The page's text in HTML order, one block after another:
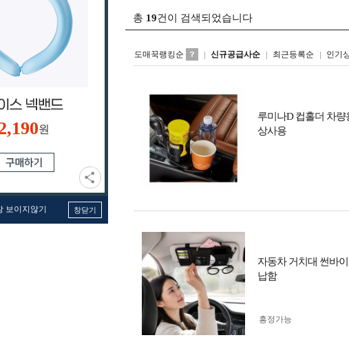
원
보이지않기 창닫기
총 19건이 검색되었습니다
도매꾹랭킹순 신규공급사순 최근등록순 인기
리스
루미나D 컵홀더 차
상사용
자동차 거치대 썬바
납함
흥정가능